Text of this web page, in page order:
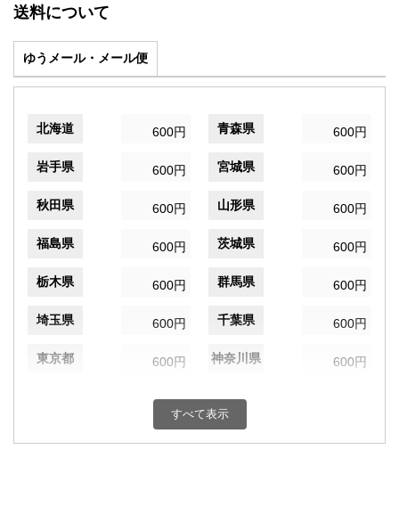
送料について
ゆうメール・メール便
北海道 600円 青森県 600円
岩手県 600円 宮城県 600円
秋田県 600円 山形県 600円
福島県 600円 茨城県 600円
栃木県 600円 群馬県 600円
埼玉県 600円 千葉県 600円
東京都 600円 神奈川県 600円
600円 富山県
すべて表示